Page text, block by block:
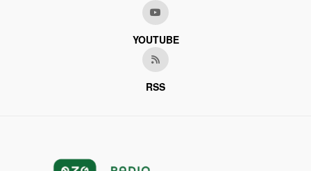
YOUTUBE
RSS